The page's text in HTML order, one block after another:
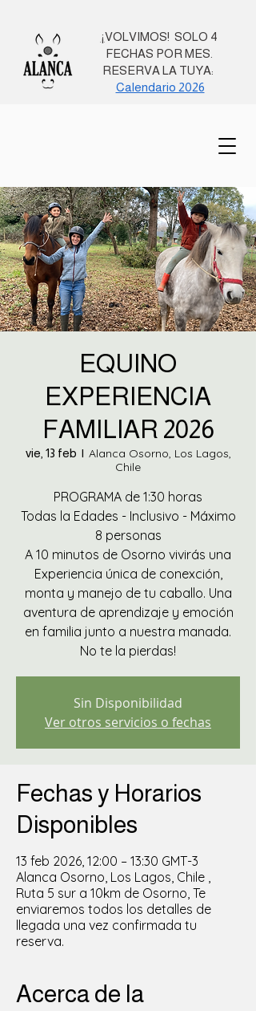
¡VOLVIMOS! SOLO 4
FECHAS POR MES.
RESERVA LA TUYA:
Calendario 2026
EQUINO
EXPERIENCIA
FAMILIAR 2026
vie, 13 feb
  |
Alanca Osorno, Los Lagos,
Chile
PROGRAMA de 1:30 horas
Todas la Edades - Inclusivo - Máximo
8 personas
A 10 minutos de Osorno vivirás una
Experiencia única de conexción,
monta y manejo de tu caballo. Una
aventura de aprendizaje y emoción
en familia junto a nuestra manada.
No te la pierdas!
Sin Disponibilidad
Ver otros servicios o fechas
Fechas y Horarios
Disponibles
13 feb 2026, 12:00 – 13:30 GMT-3
Alanca Osorno, Los Lagos, Chile ,
Ruta 5 sur a 10km de Osorno, Te
enviaremos todos los detalles de
llegada una vez confirmada tu
reserva.
Acerca de la